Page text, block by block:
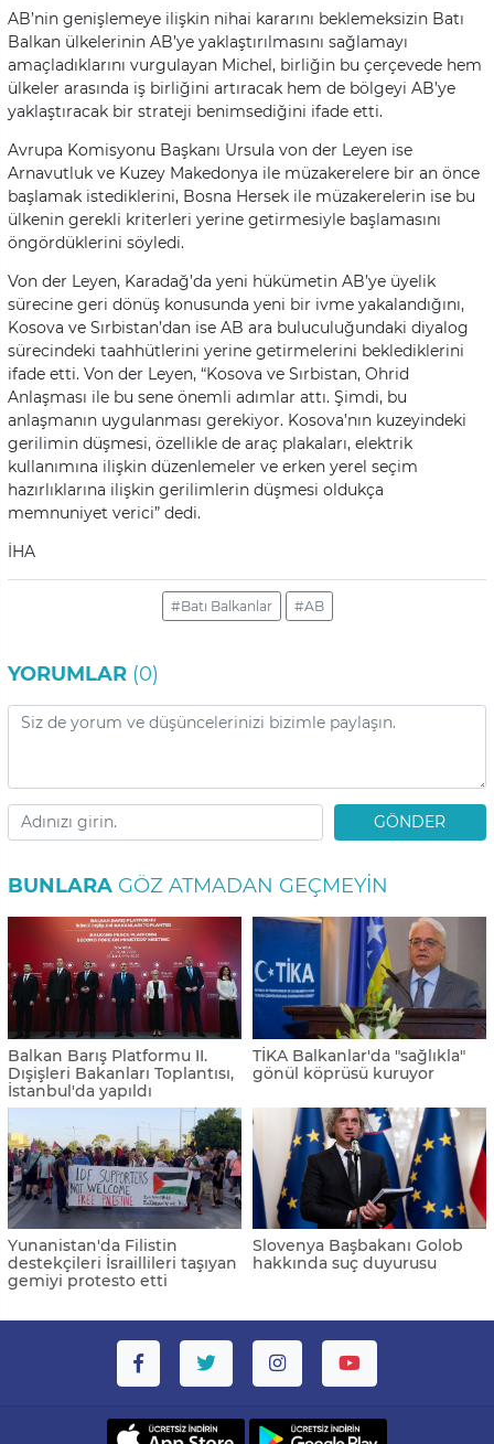
AB’nin genişlemeye ilişkin nihai kararını beklemeksizin Batı
Balkan ülkelerinin AB’ye yaklaştırılmasını sağlamayı
amaçladıklarını vurgulayan Michel, birliğin bu çerçevede hem
ülkeler arasında iş birliğini artıracak hem de bölgeyi AB’ye
yaklaştıracak bir strateji benimsediğini ifade etti.
Avrupa Komisyonu Başkanı Ursula von der Leyen ise
Arnavutluk ve Kuzey Makedonya ile müzakerelere bir an önce
başlamak istediklerini, Bosna Hersek ile müzakerelerin ise bu
ülkenin gerekli kriterleri yerine getirmesiyle başlamasını
öngördüklerini söyledi.
Von der Leyen, Karadağ’da yeni hükümetin AB’ye üyelik
sürecine geri dönüş konusunda yeni bir ivme yakalandığını,
Kosova ve Sırbistan’dan ise AB ara buluculuğundaki diyalog
sürecindeki taahhütlerini yerine getirmelerini beklediklerini
ifade etti. Von der Leyen, “Kosova ve Sırbistan, Ohrid
Anlaşması ile bu sene önemli adımlar attı. Şimdi, bu
anlaşmanın uygulanması gerekiyor. Kosova’nın kuzeyindeki
gerilimin düşmesi, özellikle de araç plakaları, elektrik
kullanımına ilişkin düzenlemeler ve erken yerel seçim
hazırlıklarına ilişkin gerilimlerin düşmesi oldukça
memnuniyet verici” dedi.
İHA
#Batı Balkanlar #AB
YORUMLAR (0)
GÖNDER
BUNLARA GÖZ ATMADAN GEÇMEYIN
Balkan Barış Platformu II.
Dışişleri Bakanları Toplantısı,
İstanbul'da yapıldı
TİKA Balkanlar'da "sağlıkla"
gönül köprüsü kuruyor
Yunanistan'da Filistin
destekçileri İsraillileri taşıyan
gemiyi protesto etti
Slovenya Başbakanı Golob
hakkında suç duyurusu